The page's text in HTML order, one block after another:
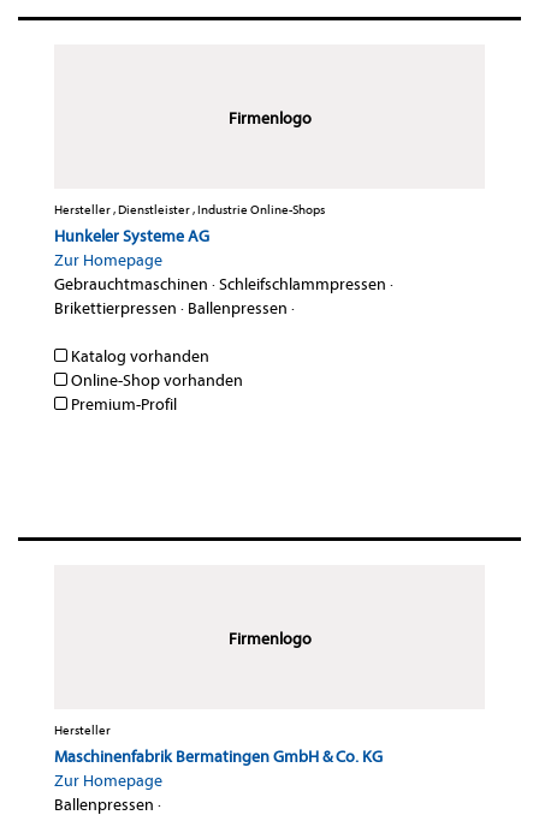
Firmenlogo
Hersteller , Dienstleister , Industrie Online-Shops
Hunkeler Systeme AG
Zur Homepage
Gebrauchtmaschinen ·Schleifschlammpressen ·
Brikettierpressen · Ballenpressen ·
Katalog vorhanden
Online-Shop vorhanden
Premium-Profil
Firmenlogo
Hersteller
Maschinenfabrik Bermatingen GmbH & Co. KG
Zur Homepage
Ballenpressen ·